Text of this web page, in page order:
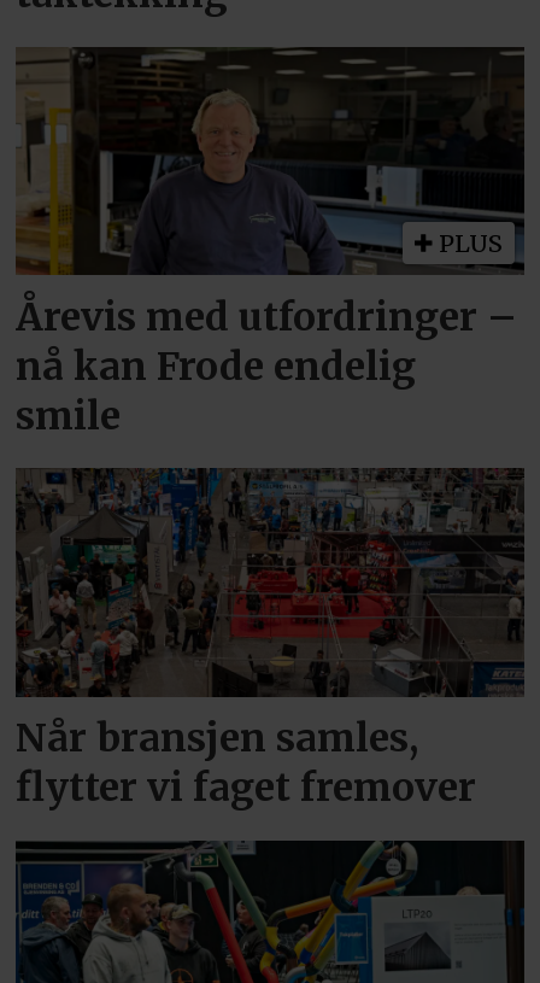
PLUS
Årevis med utfordringer –
nå kan Frode endelig
smile
Når bransjen samles,
flytter vi faget fremover